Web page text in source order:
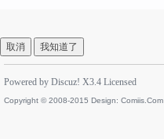
取消 我知道了
Powered by Discuz! X3.4 Licensed
Copyright © 2008-2015 Design: Comiis.Com